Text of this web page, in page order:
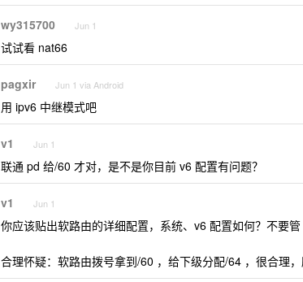
wy315700 Jun 1
试试看 nat66
pagxir Jun 1 via Android
用 ipv6 中继模式吧
v1 Jun 1
联通 pd 给/60 才对，是不是你目前 v6 配置有问题？
v1 Jun 1
你应该贴出软路由的详细配置，系统、v6 配置如何？不要
合理怀疑：软路由拨号拿到/60 ，给下级分配/64 ，很合理